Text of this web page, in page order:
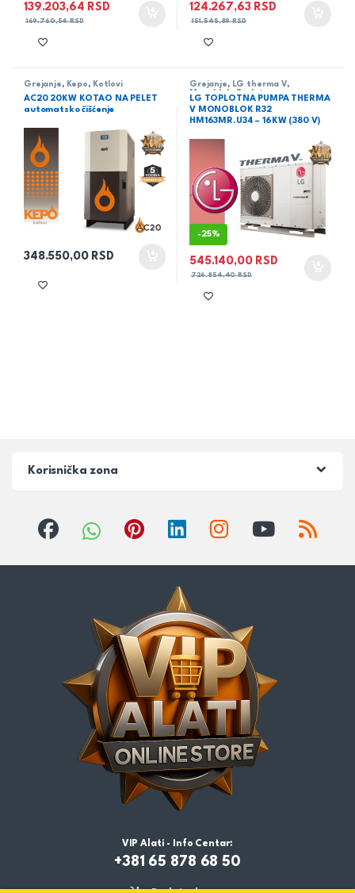
139.203,64 RSD
169.760,54RSD
124.267,63 RSD
151.545,89RSD
Grejanje , Kepo , Kotlovi
AC20 20KW KOTAO NA PELET
automatsko čišćenje
348.550,00 RSD
Grejanje , LG therma V,
Monoblok, Toplotne pumpe
LG TOPLOTNA PUMPA THERMA
V MONOBLOK R32
HM163MR.U34 – 16KW (380 V)
-25%
545.140,00 RSD
726.854,40RSD
Korisnička zona
VIP Alati - Info Centar:
+381 65 878 68 50